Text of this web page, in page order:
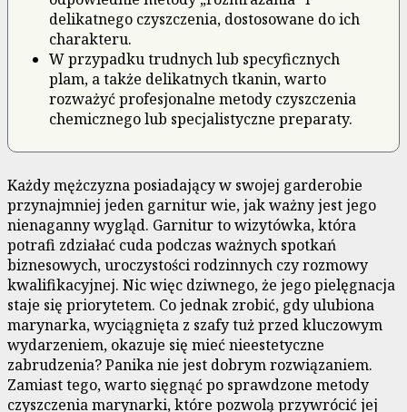
delikatnego czyszczenia, dostosowane do ich
charakteru.
W przypadku trudnych lub specyficznych
plam, a także delikatnych tkanin, warto
rozważyć profesjonalne metody czyszczenia
chemicznego lub specjalistyczne preparaty.
Każdy mężczyzna posiadający w swojej garderobie
przynajmniej jeden garnitur wie, jak ważny jest jego
nienaganny wygląd. Garnitur to wizytówka, która
potrafi zdziałać cuda podczas ważnych spotkań
biznesowych, uroczystości rodzinnych czy rozmowy
kwalifikacyjnej. Nic więc dziwnego, że jego pielęgnacja
staje się priorytetem. Co jednak zrobić, gdy ulubiona
marynarka, wyciągnięta z szafy tuż przed kluczowym
wydarzeniem, okazuje się mieć nieestetyczne
zabrudzenia? Panika nie jest dobrym rozwiązaniem.
Zamiast tego, warto sięgnąć po sprawdzone metody
czyszczenia marynarki, które pozwolą przywrócić jej